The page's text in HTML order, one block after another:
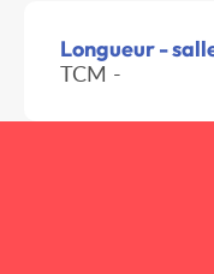
Longueur -
TCM -